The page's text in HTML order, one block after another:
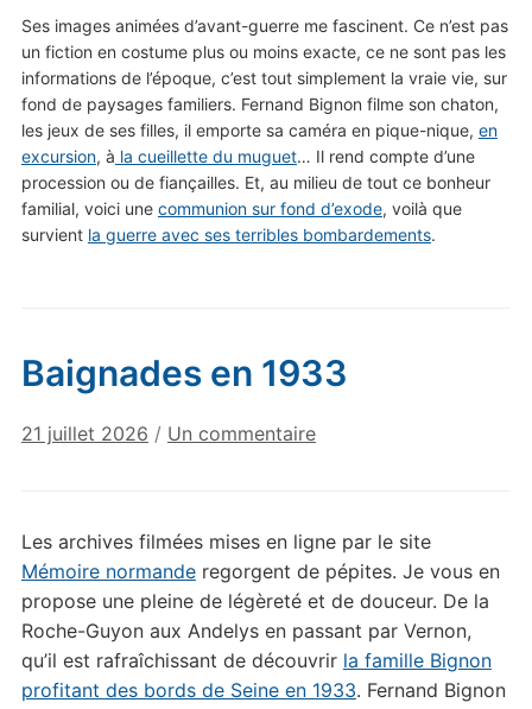
Ses images animées d’avant-guerre me fascinent. Ce n’est pas
un fiction en costume plus ou moins exacte, ce ne sont pas les
informations de l’époque, c’est tout simplement la vraie vie, sur
fond de paysages familiers. Fernand Bignon filme son chaton,
les jeux de ses filles, il emporte sa caméra en pique-nique, en
excursion, à la cueillette du muguet… Il rend compte d’une
procession ou de fiançailles. Et, au milieu de tout ce bonheur
familial, voici une communion sur fond d’exode, voilà que
survient la guerre avec ses terribles bombardements.
Baignades en 1933
21 juillet 2026 / Un commentairesur
Les archives filmées mises en ligne par le site
Mémoire normanderegorgent de pépites. Je vous en
propose une pleine de légèreté et de douceur. De la
Roche-Guyon aux Andelys en passant par Vernon,
qu’il est rafraîchissant de découvrir la famille Bignon
profitant des bords de Seine en 1933. Fernand Bignon